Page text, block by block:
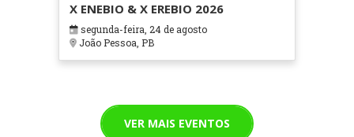
X ENEBIO & X EREBIO 2026
segunda-feira, 24 de agosto
João Pessoa, PB
VER MAIS EVENTOS